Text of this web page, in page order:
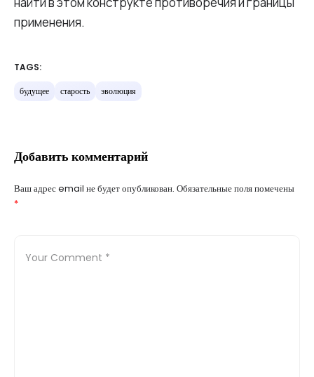
применения.
TAGS:
будущее старость эволюция
Добавить комментарий
Ваш адрес email не будет опубликован. Обязательные поля помечены
*